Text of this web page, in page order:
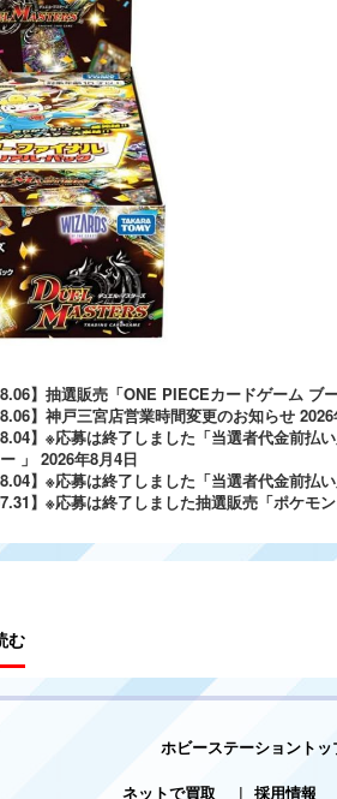
】抽選販売「ONE PIECEカードゲーム ブ
】神戸三宮店営業時間変更のお知らせ
】※応募は終了しました「当選者代金前
」 2026年8月4日
】※応募は終了しました「当選者代金前
】※応募は終了しました抽選販売「ポケ
む
ホビーステーショントッ
ネットで買取
| 採用情報